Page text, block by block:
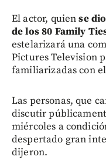
El actor, quiense
de los 80 Family
estelarizará una
Pictures Television
familiarizadas con
Las personas, que
discutir
miércoles a
despertado gran
dijeron.